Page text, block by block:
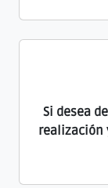
Si desea
realización